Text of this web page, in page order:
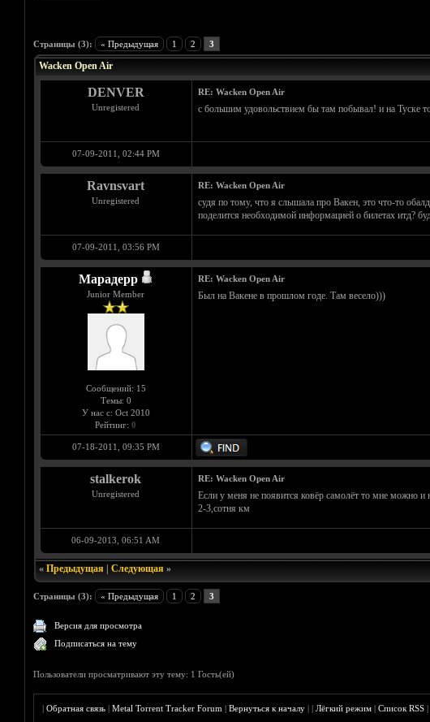
Страницы (3): « Предыдущая 1 2 3
Голосов: 1 - Средняя оценка: 5
1
2
3
4
5
Wacken Open Air
DENVER
Unregistered
RE: Wacken Open Air
с большим удовольствием бы там побывал! и на Туске
07-09-2011, 02:44 PM
Ravnsvart
Unregistered
RE: Wacken Open Air
судя по тому, что я слышала про Вакен, это что-то
поделится необходимой информацией о билетах итд?
07-09-2011, 03:56 PM
Марадерр
Junior Member
Сообщений: 15
Темы: 0
У нас с: Oct 2010
Рейтинг: 0
RE: Wacken Open Air
Был на Вакене в прошлом годе. Там весело)))
07-18-2011, 09:35 PM
stalkerok
Unregistered
RE: Wacken Open Air
Если у меня не появится ковёр самолёт то мне можно
2-3,сотня км
06-09-2013, 06:51 AM
« Предыдущая| Следующая»
Страницы (3): « Предыдущая 1 2 3
Версия для просмотра
Подписаться на тему
Пользователи просматривают эту тему: 1 Гость(ей)
|Обратная связь |Metal Torrent Tracker Forum |Вернуться к началу ||Лёгкий режим |Список RSS |